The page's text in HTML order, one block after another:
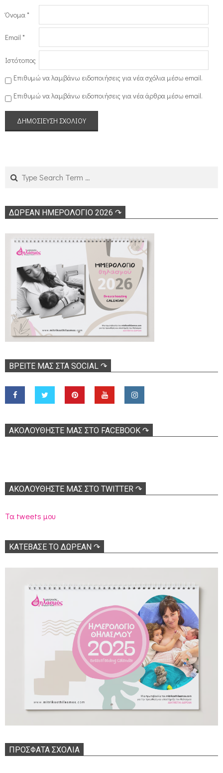
Όνομα*
Email *
Ιστότοπος
Επιθυμώ να λαμβάνω ειδοποιήσεις για νέα σχόλια μέσω email.
Επιθυμώ να λαμβάνω ειδοποιήσεις για νέα άρθρα μέσω email.
Search
ΔΩΡΕΑΝ ΗΜΕΡΟΛΟΓΙΟ 2026 ↷
ΒΡΕΊΤΕ ΜΑΣ ΣΤΑ SOCIAL ↷
ΑΚΟΛOΥΘΉΣΤΕ ΜΑΣ ΣΤΟ FACEBOOK ↷
ΑΚΟΛΟΥΘΉΣΤΕ ΜΑΣ ΣΤΟ TWITTER ↷
Τα tweets μου
ΚΑΤΕΒΑΣΕ ΤΟ ΔΩΡΕΑΝ ↷
ΠΡΌΣΦΑΤΑ ΣΧΌΛΙΑ